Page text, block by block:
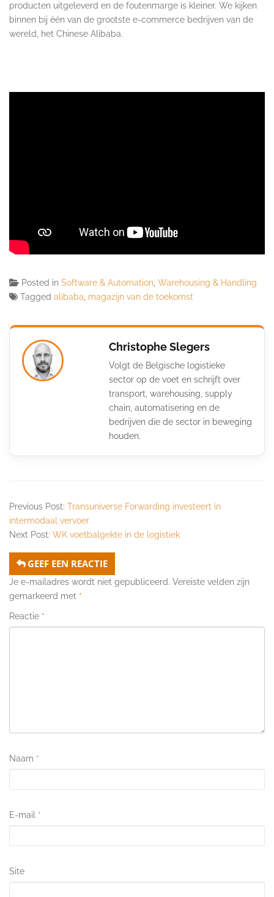
producten uitgeleverd en de foutenmarge is kleiner. We kijken
binnen bij één van de grootste e-commerce bedrijven van de
wereld, het Chinese Alibaba.
Posted in Software & Automation, Warehousing & Handling
Tagged alibaba, magazijn van de toekomst
Christophe Slegers
Volgt de Belgische logistieke
sector op de voet en schrijft over
transport, warehousing, supply
chain, automatisering en de
bedrijven die de sector in beweging
houden.
Previous Post: Transuniverse Forwarding investeert in
intermodaal vervoer
Next Post: WK voetbalgekte in de logistiek
GEEF EEN REACTIE
Je e-mailadres wordt niet gepubliceerd. Vereiste velden zijn
gemarkeerd met *
Reactie *
Naam *
E-mail *
Site